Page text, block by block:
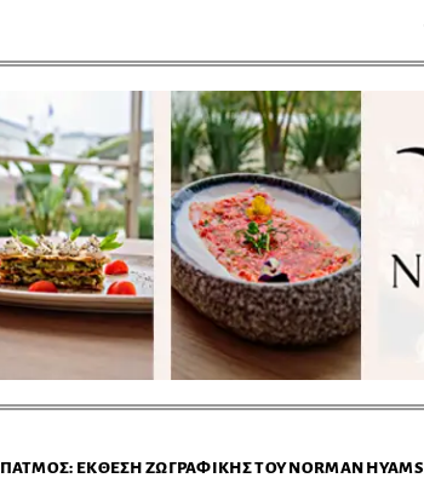
ΠΆΤΜΟΣ: ΈΚΘΕΣΗ ΖΩΓΡΑΦΙΚΉΣ ΤΟΥ NORMAN HYAMS